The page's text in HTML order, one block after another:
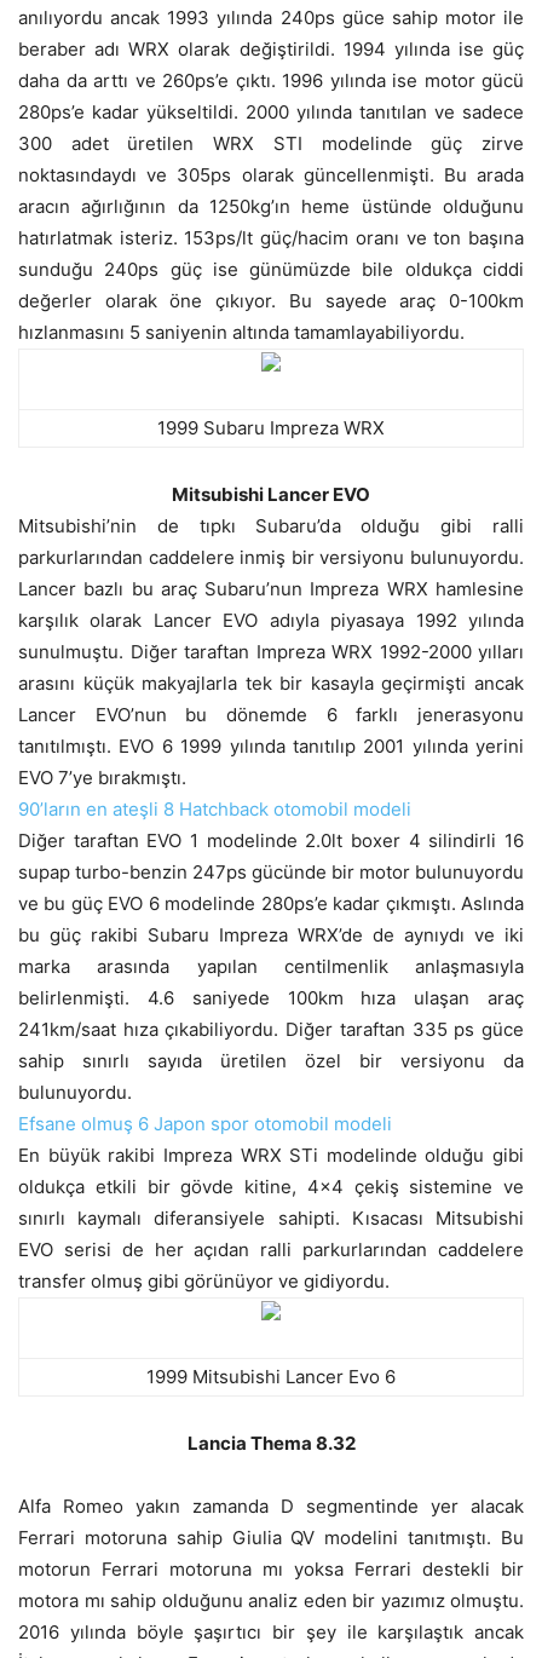
anılıyordu ancak 1993 yılında 240ps güce sahip motor ile
beraber adı WRX olarak değiştirildi. 1994 yılında ise güç
daha da arttı ve 260ps’e çıktı. 1996 yılında ise motor gücü
280ps’e kadar yükseltildi. 2000 yılında tanıtılan ve sadece
300 adet üretilen WRX STI modelinde güç zirve
noktasındaydı ve 305ps olarak güncellenmişti. Bu arada
aracın ağırlığının da 1250kg’ın heme üstünde olduğunu
hatırlatmak isteriz. 153ps/lt güç/hacim oranı ve ton başına
sunduğu 240ps güç ise günümüzde bile oldukça ciddi
değerler olarak öne çıkıyor. Bu sayede araç 0-100km
hızlanmasını 5 saniyenin altında tamamlayabiliyordu.
1999 Subaru Impreza WRX
Mitsubishi Lancer EVO
Mitsubishi’nin de tıpkı Subaru’da olduğu gibi ralli
parkurlarından caddelere inmiş bir versiyonu bulunuyordu.
Lancer bazlı bu araç Subaru’nun Impreza WRX hamlesine
karşılık olarak Lancer EVO adıyla piyasaya 1992 yılında
sunulmuştu. Diğer taraftan Impreza WRX 1992-2000 yılları
arasını küçük makyajlarla tek bir kasayla geçirmişti ancak
Lancer EVO’nun bu dönemde 6 farklı jenerasyonu
tanıtılmıştı. EVO 6 1999 yılında tanıtılıp 2001 yılında yerini
EVO 7’ye bırakmıştı.
90’ların en ateşli 8 Hatchback otomobil modeli
Diğer taraftan EVO 1 modelinde 2.0lt boxer 4 silindirli 16
supap turbo-benzin 247ps gücünde bir motor bulunuyordu
ve bu güç EVO 6 modelinde 280ps’e kadar çıkmıştı. Aslında
bu güç rakibi Subaru Impreza WRX’de de aynıydı ve iki
marka arasında yapılan centilmenlik anlaşmasıyla
belirlenmişti. 4.6 saniyede 100km hıza ulaşan araç
241km/saat hıza çıkabiliyordu. Diğer taraftan 335 ps güce
sahip sınırlı sayıda üretilen özel bir versiyonu da
bulunuyordu.
Efsane olmuş 6 Japon spor otomobil modeli
En büyük rakibi Impreza WRX STi modelinde olduğu gibi
oldukça etkili bir gövde kitine, 4×4 çekiş sistemine ve
sınırlı kaymalı diferansiyele sahipti. Kısacası Mitsubishi
EVO serisi de her açıdan ralli parkurlarından caddelere
transfer olmuş gibi görünüyor ve gidiyordu.
1999 Mitsubishi Lancer Evo 6
Lancia Thema 8.32
Alfa Romeo yakın zamanda D segmentinde yer alacak
Ferrari motoruna sahip Giulia QV modelini tanıtmıştı. Bu
motorun Ferrari motoruna mı yoksa Ferrari destekli bir
motora mı sahip olduğunu analiz eden bir yazımız olmuştu.
2016 yılında böyle şaşırtıcı bir şey ile karşılaştık ancak